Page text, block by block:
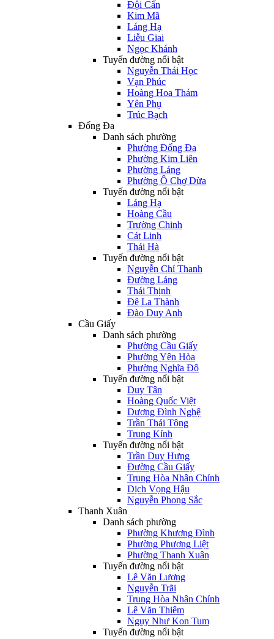
Đội Cấn
Kim Mã
Láng Hạ
Liễu Giai
Ngọc Khánh
Tuyến đường nổi bật
Nguyễn Thái Học
Vạn Phúc
Hoàng Hoa Thám
Yên Phụ
Trúc Bạch
Đống Đa
Danh sách phường
Phường Đống Đa
Phường Kim Liên
Phường Láng
Phường Ô Chợ Dừa
Tuyến đường nổi bật
Láng Hạ
Hoàng Cầu
Trường Chinh
Cát Linh
Thái Hà
Tuyến đường nổi bật
Nguyễn Chí Thanh
Đường Láng
Thái Thịnh
Đê La Thành
Đào Duy Anh
Cầu Giấy
Danh sách phường
Phường Cầu Giấy
Phường Yên Hòa
Phường Nghĩa Đô
Tuyến đường nổi bật
Duy Tân
Hoàng Quốc Việt
Dương Đình Nghệ
Trần Thái Tông
Trung Kính
Tuyến đường nổi bật
Trần Duy Hưng
Đường Cầu Giấy
Trung Hòa Nhân Chính
Dịch Vọng Hậu
Nguyễn Phong Sắc
Thanh Xuân
Danh sách phường
Phường Khương Đình
Phường Phương Liệt
Phường Thanh Xuân
Tuyến đường nổi bật
Lê Văn Lương
Nguyễn Trãi
Trung Hòa Nhân Chính
Lê Văn Thiêm
Ngụy Như Kon Tum
Tuyến đường nổi bật